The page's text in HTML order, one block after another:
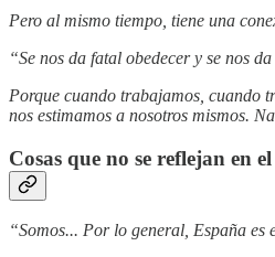
Pero al mismo tiempo, tiene una
“Se nos da fatal obedecer y se nos
Porque cuando trabajamos, cuando
nos estimamos a nosotros mismos.
Cosas que no se reflejan en
“Somos... Por lo general, España